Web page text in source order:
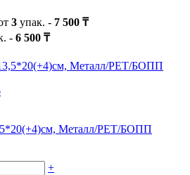
3 упак. - 7 500 ₸
- 6 500 ₸
Металл/PET/БОПП
+